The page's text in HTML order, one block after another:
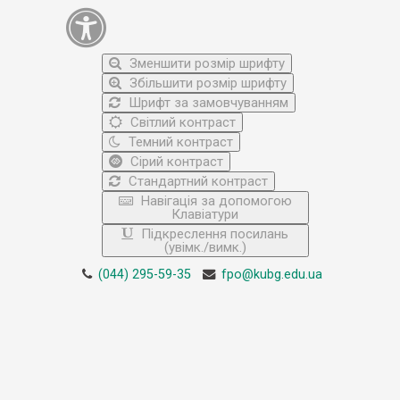
Зменшити розмір шрифту
Збільшити розмір шрифту
Шрифт за замовчуванням
Світлий контраст
Темний контраст
Сірий контраст
Стандартний контраст
Навігація за допомогою
Клавіатури
Підкреслення посилань
(увімк./вимк.)
(044) 295-59-35 fpo@kubg.edu.ua